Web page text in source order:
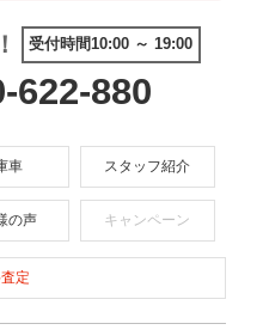
受付時間10:00 ～ 19:00
622-880
車 スタッフ紹介
の声 キャンペーン
定